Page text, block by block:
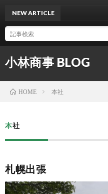
小林商事 BLOG
NEW ARTICLE
HOME 本社
本社
札幌出張